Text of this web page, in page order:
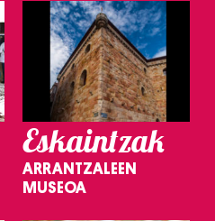
Eskaintzak
ARRANTZALEEN
MUSEOA